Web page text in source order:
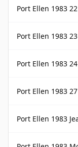
Port Ellen 1983 22 Year
Port Ellen 1983
Port Ellen 1983 24
Port Ellen 1983 27
Port Ellen 1983